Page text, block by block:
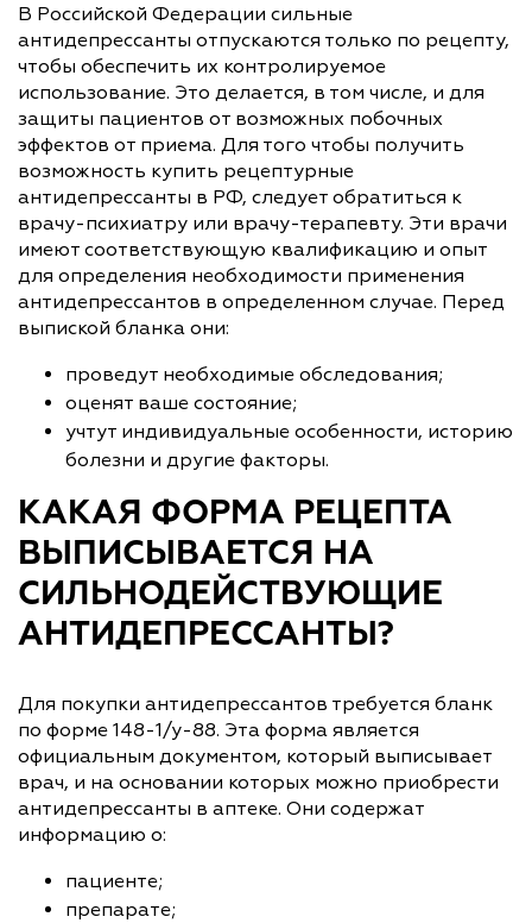
В Российской Федерации сильные
антидепрессанты отпускаются только по рецепту,
чтобы обеспечить их контролируемое
использование. Это делается, в том числе, и для
защиты пациентов от возможных побочных
эффектов от приема. Для того чтобы получить
возможность купить рецептурные
антидепрессанты в РФ, следует обратиться к
врачу-психиатру или врачу-терапевту. Эти врачи
имеют соответствующую квалификацию и опыт
для определения необходимости применения
антидепрессантов в определенном случае. Перед
выпиской бланка они:
проведут необходимые обследования;
оценят ваше состояние;
учтут индивидуальные особенности, историю
болезни и другие факторы.
КАКАЯ ФОРМА РЕЦЕПТА
ВЫПИСЫВАЕТСЯ НА
СИЛЬНОДЕЙСТВУЮЩИЕ
АНТИДЕПРЕССАНТЫ?
Для покупки антидепрессантов требуется бланк
по форме 148-1/у-88. Эта форма является
официальным документом, который выписывает
врач, и на основании которых можно приобрести
антидепрессанты в аптеке. Они содержат
информацию о:
пациенте;
препарате;